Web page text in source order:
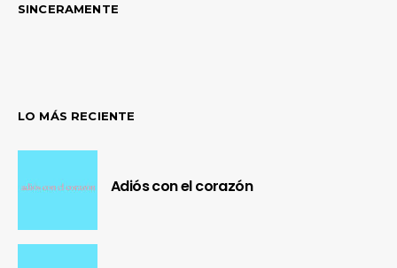
SINCERAMENTE
LO MÁS RECIENTE
Adiós con el corazón